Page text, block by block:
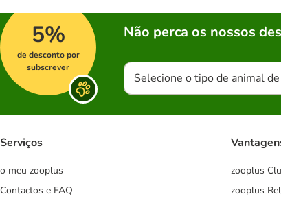
5%
de desconto por
subscrever
Não perca os nossos
Selecione o tipo de animal
Serviços
o meu zooplus
Contactos e FAQ
zooplus
zooplus